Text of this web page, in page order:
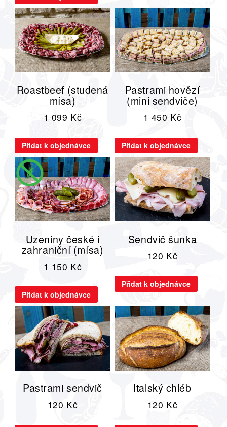
Roastbeef (studená
mísa)
1 099 Kč
Přidat k objednávce
Pastrami hovězí
(mini sendviče)
1 450 Kč
Přidat k objednávce
Uzeniny české i
zahraniční (mísa)
1 150 Kč
Přidat k objednávce
Sendvič šunka
120 Kč
Přidat k objednávce
Pastrami sendvič
120 Kč
Italský chléb
120 Kč